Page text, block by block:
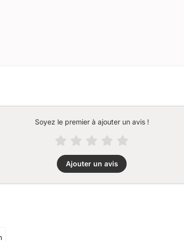
Soyez le premier à ajouter un avis !
Ajouter un avis